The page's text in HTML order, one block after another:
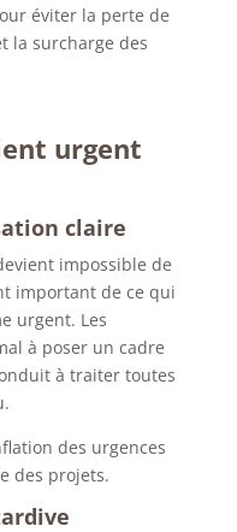
éviter la perte de
la surcharge des
urgent
claire
impossible de
important de ce qui
urgent. Les
à poser un cadre
à traiter toutes
des urgences
des projets.